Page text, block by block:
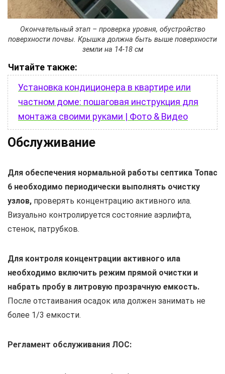
Окончательный этап – проверка уровня, обустройство
поверхности почвы. Крышка должна быть выше поверхности
земли на 14-18 см
Читайте также:
Установка кондиционера в квартире или
частном доме: пошаговая инструкция для
монтажа своими руками | Фото & Видео
Обслуживание
Для обеспечения нормальной работы септика Топас
6 необходимо периодически выполнять очистку
узлов, проверять концентрацию активного ила.
Визуально контролируется состояние аэрлифта,
стенок, патрубков.
Для контроля концентрации активного ила
необходимо включить режим прямой очистки и
набрать пробу в литровую прозрачную емкость.
После отстаивания осадок ила должен занимать не
более 1/3 емкости.
Регламент обслуживания ЛОС: